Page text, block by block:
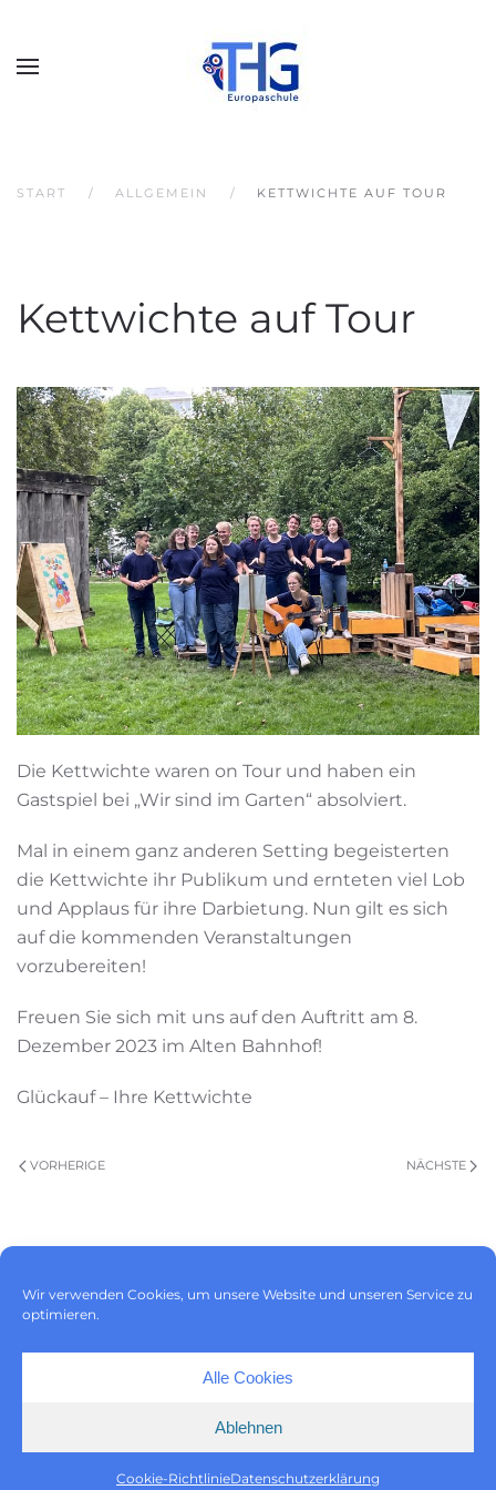
Wir verwenden Cookies, um unsere Website und unseren Service zu
optimieren.
Alle Cookies
Ablehnen
Cookie-RichtlinieDatenschutzerklärung
START ALLGEMEIN KETTWICHTE AUF TOUR
Kettwichte auf Tour
Die Kettwichte waren on Tour und haben ein
Gastspiel bei „Wir sind im Garten“ absolviert.
Mal in einem ganz anderen Setting begeisterten
die Kettwichte ihr Publikum und ernteten viel Lob
und Applaus für ihre Darbietung. Nun gilt es sich
auf die kommenden Veranstaltungen
vorzubereiten!
Freuen Sie sich mit uns auf den Auftritt am 8.
Dezember 2023 im Alten Bahnhof!
Glückauf – Ihre Kettwichte
VORHERIGE NÄCHSTE
Cookie-Richtlinie (EU)